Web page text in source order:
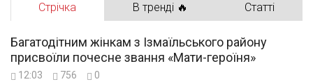
Стрічка В тренді 🔥 Статті
Багатодітним жінкам з Ізмаїльського району
присвоїли почесне звання «Мати-героїня»
12:03 756 0